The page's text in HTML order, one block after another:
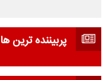
پربیننده ترین ها